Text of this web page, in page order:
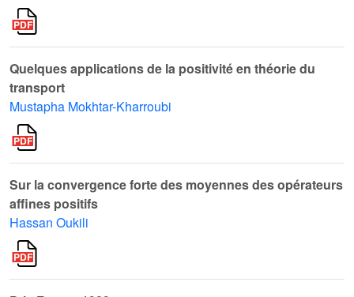
Quelques applications de la positivité en théorie du
transport
Mustapha Mokhtar-Kharroubi
Sur la convergence forte des moyennes des opérateurs
affines positifs
Hassan Oukili